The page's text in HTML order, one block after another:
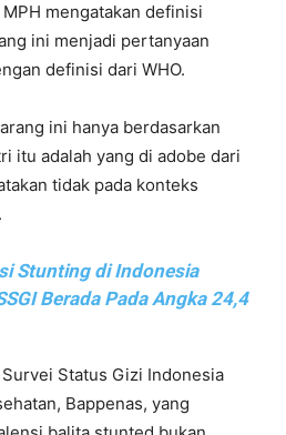
mengatakan definisi
ini menjadi pertanyaan
definisi dari WHO.
ini hanya berdasarkan
itu adalah yang di adobe dari
tidak pada konteks
Stunting di Indonesia
Berada Pada Angka 24,4
Status Gizi Indonesia
Bappenas, yang